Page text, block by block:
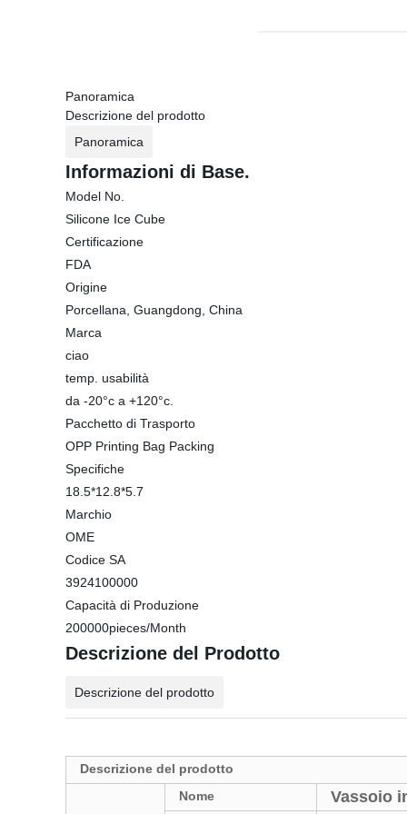
Panoramica
Descrizione del prodotto
Panoramica
Informazioni di Base.
Model No.
Silicone Ice Cube
Certificazione
FDA
Origine
Porcellana, Guangdong, China
Marca
ciao
temp. usabilità
da -20°c a +120°c.
Pacchetto di Trasporto
OPP Printing Bag Packing
Specifiche
18.5*12.8*5.7
Marchio
OME
Codice SA
3924100000
Capacità di Produzione
200000pieces/Month
Descrizione del Prodotto
Descrizione del prodotto
Descrizione del prodotto
Nome Vassoio